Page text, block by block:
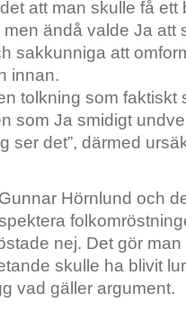
att man skulle få ett
ändå valde Ja att
sakkunniga att
innan.
tolkning som faktiskt
som Ja smidigt
ser det”, därmed
Hörnlund och
nej. Det gör
skulle ha blivit
vad gäller argument.